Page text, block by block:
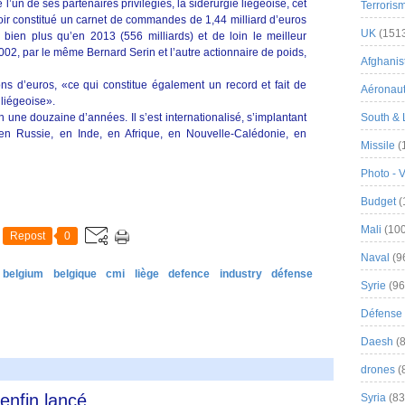
de ses partenaires privilégiés, la sidérurgie liégeoise, cet
constitué un carnet de commandes de 1,44 milliard d’euros
bien plus qu’en 2013 (556 milliards) et de loin le meilleur
par le même Bernard Serin et l’autre actionnaire de poids,
d’euros, «ce qui constitue également un record et fait de
douzaine d’années. Il s’est internationalisé, s’implantant
Russie, en Inde, en Afrique, en Nouvelle-Calédonie, en
Repost 0
belgium belgique cmi liège defence industry défense
lancé
UK
South &
Missile
Photo -
Budget
Mali
Naval
Syrie
Daesh
drones
Syria